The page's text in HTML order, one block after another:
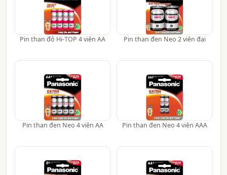
Pin than đỏ Hi-TOP 4 viên AA Pin than đen Neo 2 viên đại
Pin than đen Neo 4 viên AA Pin than đen Neo 4 viên AAA